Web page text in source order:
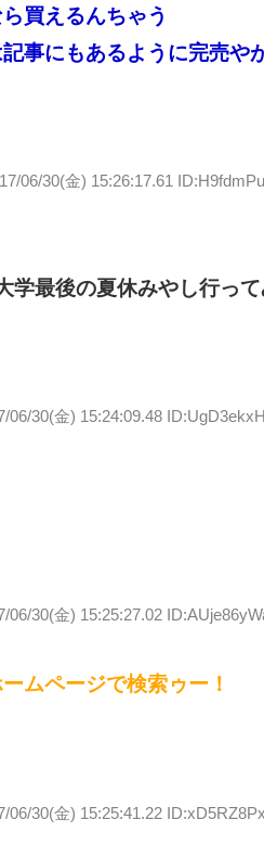
買えるんちゃう
事にもあるように完売や
06/30(金) 15:26:17.61
学最後の夏休みやし行っ
06/30(金) 15:24:09.48
06/30(金) 15:25:27.02
ムページで検索ゥー！
06/30(金) 15:25:41.22